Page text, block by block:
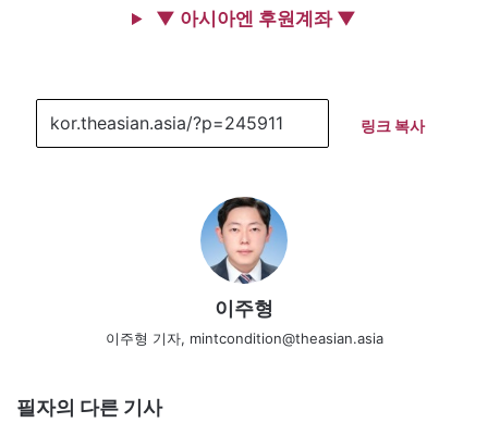
▼ 아시아엔 후원계좌 ▼
링크 복사
이주형
이주형 기자, mintcondition@theasian.asia
필자의 다른 기사